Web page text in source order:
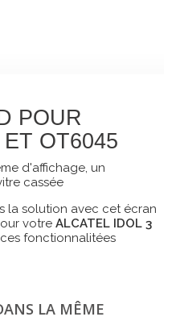
POUR
OT6045
d'affichage, un
cassée
la solution avec cet écran
votre ALCATEL IDOL 3
fonctionnalitées
LA MÊME